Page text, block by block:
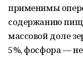
применимы
содержанию
массовой доле
5%, фосфора —